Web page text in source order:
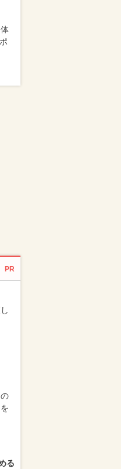
PR
る